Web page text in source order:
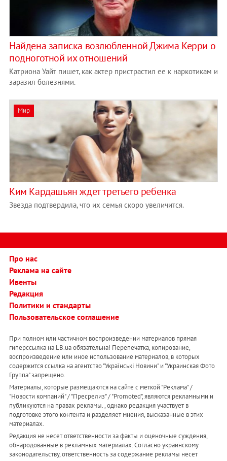
Найдена записка возлюбленной Джима Керри о
подноготной их отношений
Катриона Уайт пишет, как актер пристрастил ее к наркотикам и
заразил болезнями.
Мир
Ким Кардашьян ждет третьего ребенка
Звезда подтвердила, что их семья скоро увеличится.
Про нас
Реклама на сайте
Ивенты
Редакция
Политики и стандарты
Пользовательское соглашение
При полном или частичном воспроизведении материалов прямая
гиперссылка на LB.ua обязательна! Перепечатка, копирование,
воспроизведение или иное использование материалов, в которых
содержится ссылка на агентство "Українськi Новини" и "Украинская Фото
Группа" запрещено.
Материалы, которые размещаются на сайте с меткой "Реклама" /
"Новости компаний" / "Пресрелиз" / "Promoted", являются рекламными и
публикуются на правах рекламы. , однако редакция участвует в
подготовке этого контента и разделяет мнения, высказанные в этих
материалах.
Редакция не несет ответственности за факты и оценочные суждения,
обнародованные в рекламных материалах. Согласно украинскому
законодательству, ответственность за содержание рекламы несет